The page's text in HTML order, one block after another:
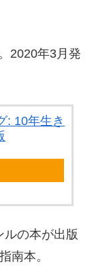
2020年3月発
: 10年生き
ルの本が出版
南本。